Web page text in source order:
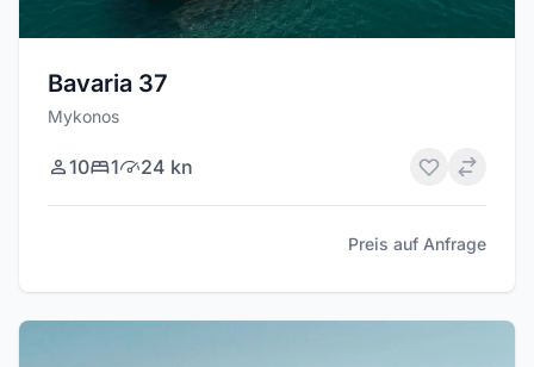
Bavaria 37
Mykonos
10 1 24 kn
Preis auf Anfrage